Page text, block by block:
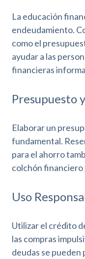
La educación
endeudamiento.
como el
ayudar a las
financieras
Presupuesto
Elaborar un
fundamental.
para el ahorro
colchón financiero
Uso
Utilizar el crédito
las compras
deudas se pueden